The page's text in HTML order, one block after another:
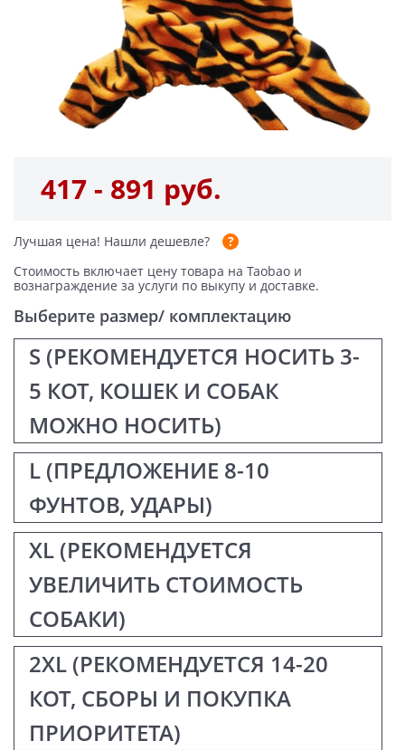
417 - 891 руб.
Лучшая цена! Нашли дешевле?
Стоимость включает цену товара на Taobao и
вознаграждение за услуги по выкупу и доставке.
Выберите размер/ комплектацию
S (РЕКОМЕНДУЕТСЯ НОСИТЬ 3-
5 КОТ, КОШЕК И СОБАК
МОЖНО НОСИТЬ)
L (ПРЕДЛОЖЕНИЕ 8-10
ФУНТОВ, УДАРЫ)
XL (РЕКОМЕНДУЕТСЯ
УВЕЛИЧИТЬ СТОИМОСТЬ
СОБАКИ)
2XL (РЕКОМЕНДУЕТСЯ 14-20
КОТ, СБОРЫ И ПОКУПКА
ПРИОРИТЕТА)